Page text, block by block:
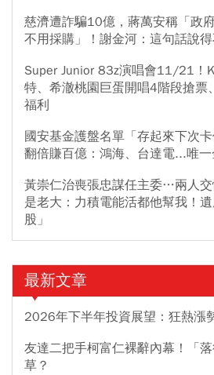
慈濟遭詐騙10億，蔣萬安稱「政
不用採購」！謝金河：這句話說
Super Junior 83z演唱會11/21！
特、希澈桃園巨蛋開唱4階段搶票
福利
國安基金護盤名單「存起來下次
翻倍賺百億：鴻海、台達電...唯
黃崇仁治喪張忠謀任主委…兩人
是老大：力積電能活都他幫我！
股」
最新文章
2026年下半年投資展望：狂熱漲
友達二把手柯富仁裸辭內幕！「
草？